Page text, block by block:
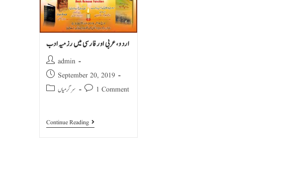
اردو، عربی اور فارسی میں رزمیہ ادب
admin
September 20, 2019
سرگرمیاں
1 Comment
Continue Reading